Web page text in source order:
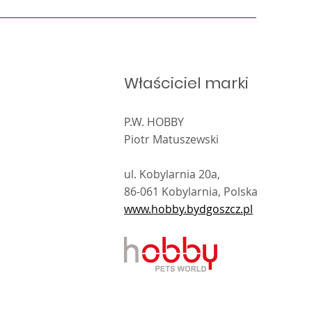
Właściciel marki
P.W. HOBBY
Piotr Matuszewski
ul. Kobylarnia 20a,
86-061 Kobylarnia, Polska
www.hobby.bydgoszcz.pl